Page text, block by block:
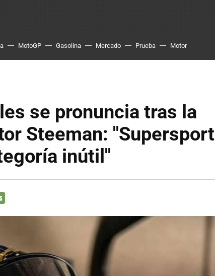
MotoGP Gasolina Mercado Prueba Motor
se pronuncia tras la
Steeman: "Supersport
inútil"